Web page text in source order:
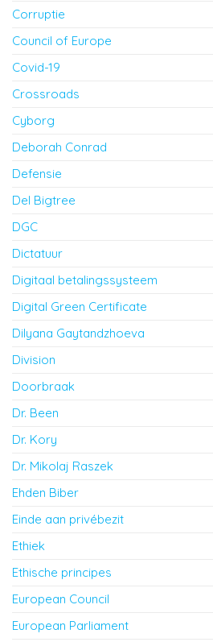
Corruptie
Council of Europe
Covid-19
Crossroads
Cyborg
Deborah Conrad
Defensie
Del Bigtree
DGC
Dictatuur
Digitaal betalingssysteem
Digital Green Certificate
Dilyana Gaytandzhoeva
Division
Doorbraak
Dr. Been
Dr. Kory
Dr. Mikolaj Raszek
Ehden Biber
Einde aan privébezit
Ethiek
Ethische principes
European Council
European Parliament